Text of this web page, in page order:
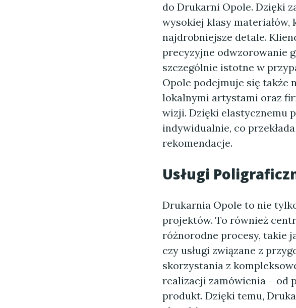
do Drukarni Opole. Dzięki
wysokiej klasy materiałów,
najdrobniejsze detale.
precyzyjne odwzorowanie
szczególnie istotne w
Opole podejmuje się także
lokalnymi artystami oraz
wizji. Dzięki elastycznemu
indywidualnie, co
rekomendacje.
Usługi
Drukarnia Opole to nie
projektów. To również
różnorodne procesy, takie
czy usługi związane z
skorzystania z
realizacji zamówienia – od
produkt. Dzięki temu,